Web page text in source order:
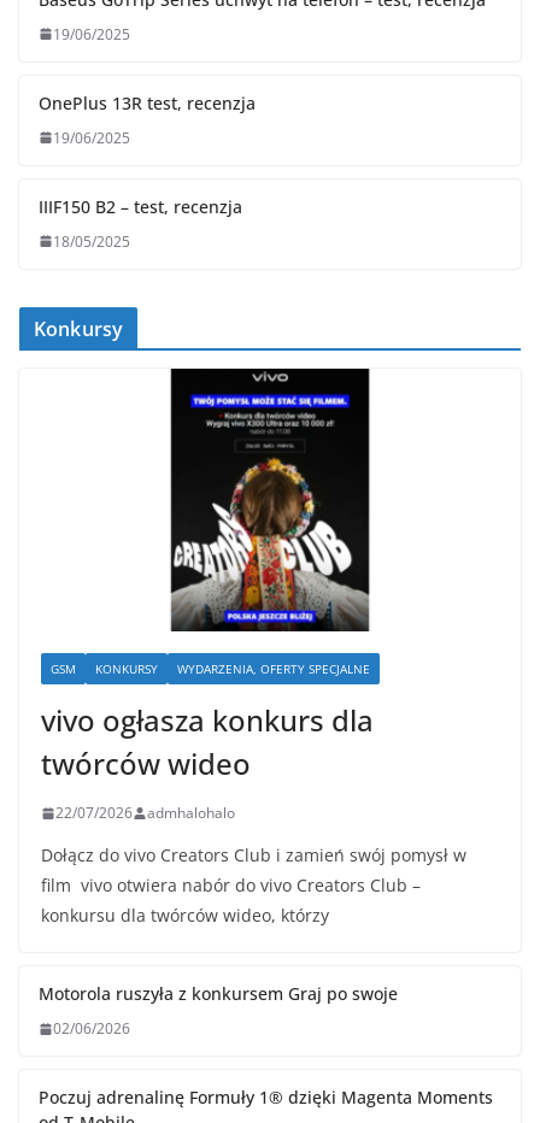
19/06/2025
OnePlus 13R test, recenzja
19/06/2025
IIIF150 B2 – test, recenzja
18/05/2025
Konkursy
GSM KONKURSY WYDARZENIA, OFERTY SPECJALNE
vivo ogłasza konkurs dla
twórców wideo
22/07/2026 admhalohalo
Dołącz do vivo Creators Club i zamień swój pomysł w
film vivo otwiera nabór do vivo Creators Club –
konkursu dla twórców wideo, którzy
Motorola ruszyła z konkursem Graj po swoje
02/06/2026
Poczuj adrenalinę Formuły 1® dzięki Magenta Moments